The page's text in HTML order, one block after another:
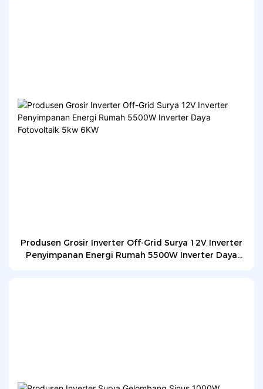
Produsen Grosir Inverter Off-Grid Surya 12V Inverter
Penyimpanan Energi Rumah 5500W Inverter Daya